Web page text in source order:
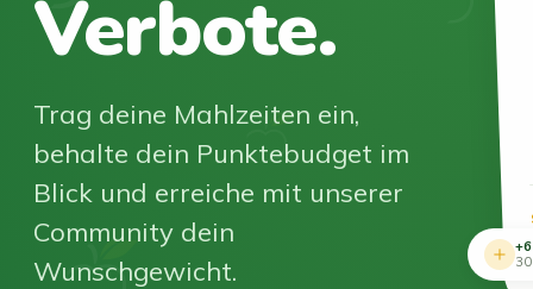
Verbote.
Trag deine Mahlzeiten ein,
behalte dein Punktebudget im
Blick und erreiche mit unserer
Community dein
Wunschgewicht.